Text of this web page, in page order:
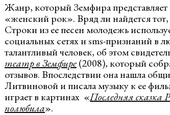
Жанр, который Земфира представляет
«женский рок». Вряд ли найдется
Строки из ее песен молодежь
социальных сетях и sms-признаний в
талантливый человек, об этом
театр в Земфире(2008), который
отзывов. Впоследствии она нашла
Литвиновой и писала музыку к ее
играет в картинах «Последняя сказка
полюбила».